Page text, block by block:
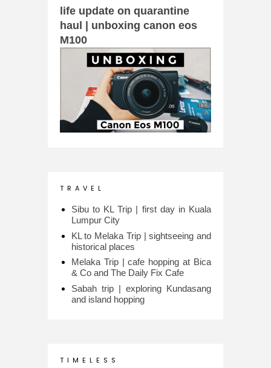
life update on quarantine
haul | unboxing canon eos
M100
T R A V E L
Sibu to KL Trip | first day in Kuala
Lumpur City
KL to Melaka Trip | sightseeing and
historical places
Melaka Trip | cafe hopping at Bica
& Co and The Daily Fix Cafe
Sabah trip | exploring Kundasang
and island hopping
T I M E L E S S